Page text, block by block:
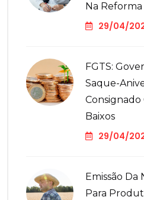
Na
29/04/
FGTS:
Saque-
Consignado
Baixos
29/04/
Emissão
Para